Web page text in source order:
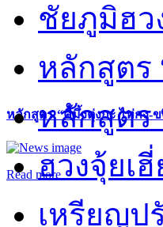
หลักสูตร “คี้มึ้งตุ่งกะ ไท่กง-
Read more
ชัยภูมิฮว
หลักสูตร
หลักสูตร
ฮวงจุ้ยเ
เหรียญป